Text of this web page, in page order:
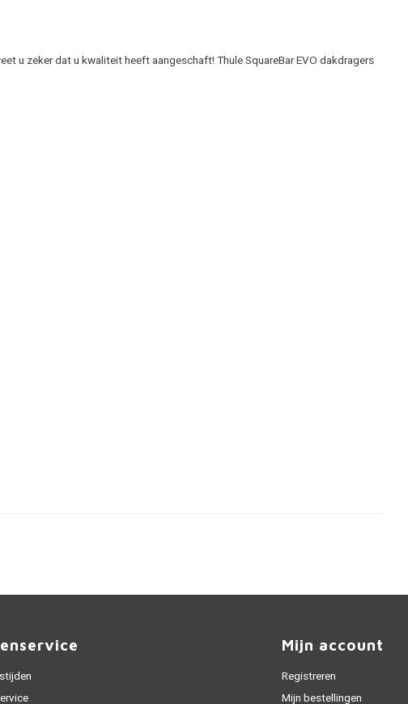
u zeker dat u kwaliteit heeft aangeschaft! Thule SquareBar EVO dakdragers
Mijn account
Registreren
Mijn bestellingen